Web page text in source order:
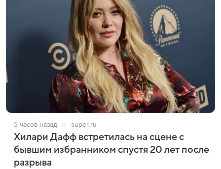
5 часов назад super.ru
Хилари Дафф встретилась на сцене с
бывшим избранником спустя 20 лет после
разрыва